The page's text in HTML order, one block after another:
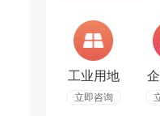
工业用地
立即咨询